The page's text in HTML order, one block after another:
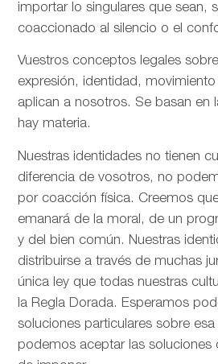
importar lo singulares que sean,
coaccionado al silencio o el
Vuestros conceptos legales
expresión, identidad,
aplican a nosotros. Se basan en
hay materia.
Nuestras identidades no tienen
diferencia de vosotros, no
por coacción física. Creemos
emanará de la moral, de un
y del bien común. Nuestras
distribuirse a través de muchas
única ley que todas nuestras
la Regla Dorada. Esperamos
soluciones particulares sobre
podemos aceptar las soluciones